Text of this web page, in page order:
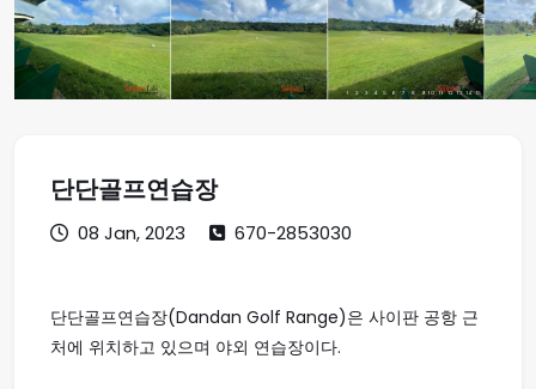
1 2 3 4 5 6 7 8 9 10 11 12 13 14 15
단단골프연습장
08 Jan, 2023 670-2853030
단단골프연습장(Dandan Golf Range)은 사이판 공항 근
처에 위치하고 있으며 야외 연습장이다.